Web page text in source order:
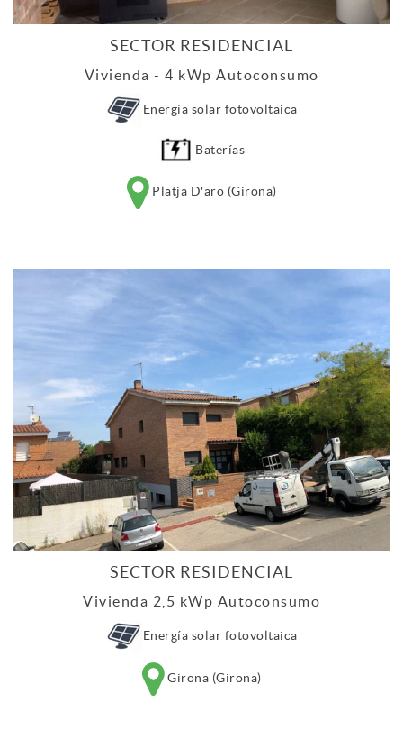
SECTOR RESIDENCIAL
Vivienda - 4 kWp Autoconsumo
Energía solar fotovoltaica
Baterías
Platja D'aro (Girona)
SECTOR RESIDENCIAL
Vivienda 2,5 kWp Autoconsumo
Energía solar fotovoltaica
Girona (Girona)